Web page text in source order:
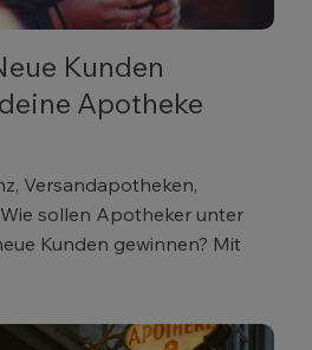
Kunden
Apotheke
Versandapotheken,
sollen Apotheker unter
Kunden gewinnen? Mit